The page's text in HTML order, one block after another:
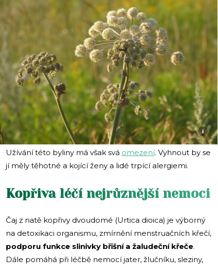
i
Užívání této byliny má však svá omezení. Vyhnout by se
jí měly těhotné a kojící ženy a lidé trpící alergiemi.
Kopřiva léčí nejrůznější nemoci
Čaj z natě kopřivy dvoudomé (Urtica dioica) je výborný
na detoxikaci organismu, zmírnění menstruačních křečí,
podporu funkce slinivky břišní a žaludeční křeče.
Dále pomáhá při léčbě nemocí jater, žlučníku, sleziny,